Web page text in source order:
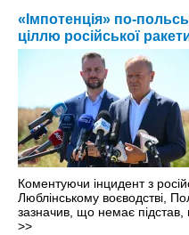
«Імпотенція» по-
ціллю російської
Коментуючи інцидент з
Люблінському воєводстві,
зазначив, що немає
>>